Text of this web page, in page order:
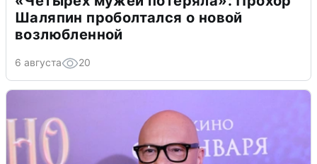
Шаляпин проболтался о новой
возлюбленной
6 августа 20